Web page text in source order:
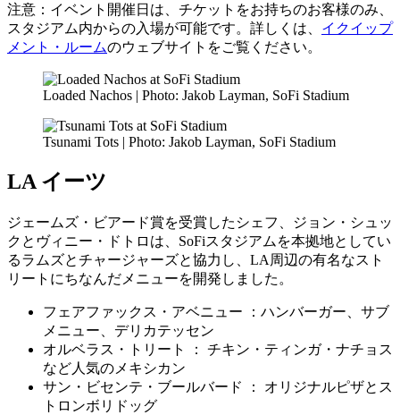
注意：イベント開催日は、チケットをお持ちのお客様のみ、
スタジアム内からの入場が可能です。詳しくは、 イクイップ
メント・ルームのウェブサイトをご覧ください。
Loaded Nachos | Photo: Jakob Layman, SoFi Stadium
Tsunami Tots | Photo: Jakob Layman, SoFi Stadium
LA イーツ
ジェームズ・ビアード賞を受賞したシェフ、ジョン・シュッ
クとヴィニー・ドトロは、SoFiスタジアムを本拠地としてい
るラムズとチャージャーズと協力し、LA周辺の有名なスト
リートにちなんだメニューを開発しました。
フェアファックス・アベニュー ：ハンバーガー、サブ
メニュー、デリカテッセン
オルベラス・トリート ： チキン・ティンガ・ナチョス
など人気のメキシカン
サン・ビセンテ・ブールバード ： オリジナルピザとス
トロンボリドッグ